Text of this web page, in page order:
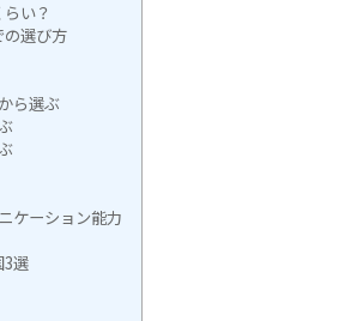
い？
選び方
ら選ぶ
ケーション能力
3選